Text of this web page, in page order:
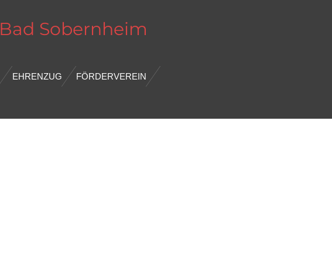
Bad Sobernheim
EHRENZUG FÖRDERVEREIN